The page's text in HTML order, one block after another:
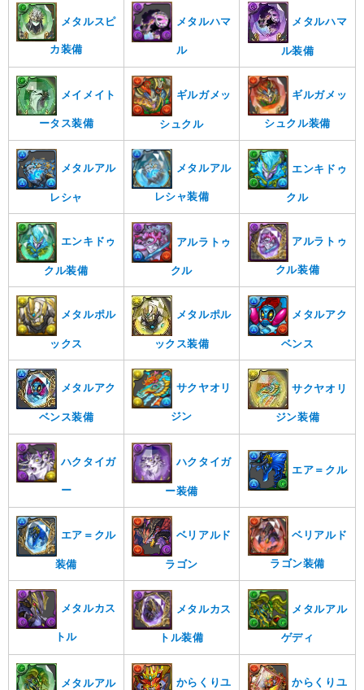
メタルスピ
カ装備
メタルハマ
ル
メタルハマ
ル装備
メイメイト
ータス装備
ギルガメッ
シュクル
ギルガメッ
シュクル装備
メタルアル
レシャ
メタルアル
レシャ装備
エンキドゥ
クル
エンキドゥ
クル装備
アルラトゥ
クル
アルラトゥ
クル装備
メタルポル
ックス
メタルポル
ックス装備
メタルアク
ベンス
メタルアク
ベンス装備
サクヤオリ
ジン
サクヤオリ
ジン装備
ハクタイガ
ー
ハクタイガ
ー装備
エア＝クル
エア＝クル
装備
ベリアルド
ラゴン
ベリアルド
ラゴン装備
メタルカス
トル
メタルカス
トル装備
メタルアル
ゲディ
メタルアル からくりユ からくりユ